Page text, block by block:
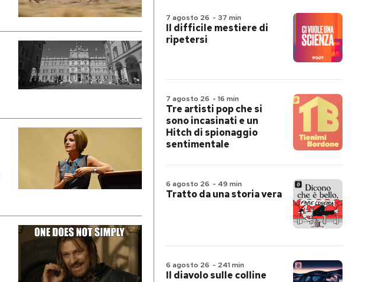
7 agosto 26 - 37 min
Il difficile mestiere di
ripetersi
7 agosto 26 - 16 min
Tre artisti pop che si
sono incasinati e un
Hitch di spionaggio
sentimentale
6 agosto 26 - 49 min
Tratto da una storia vera
6 agosto 26 - 241 min
Il diavolo sulle colline